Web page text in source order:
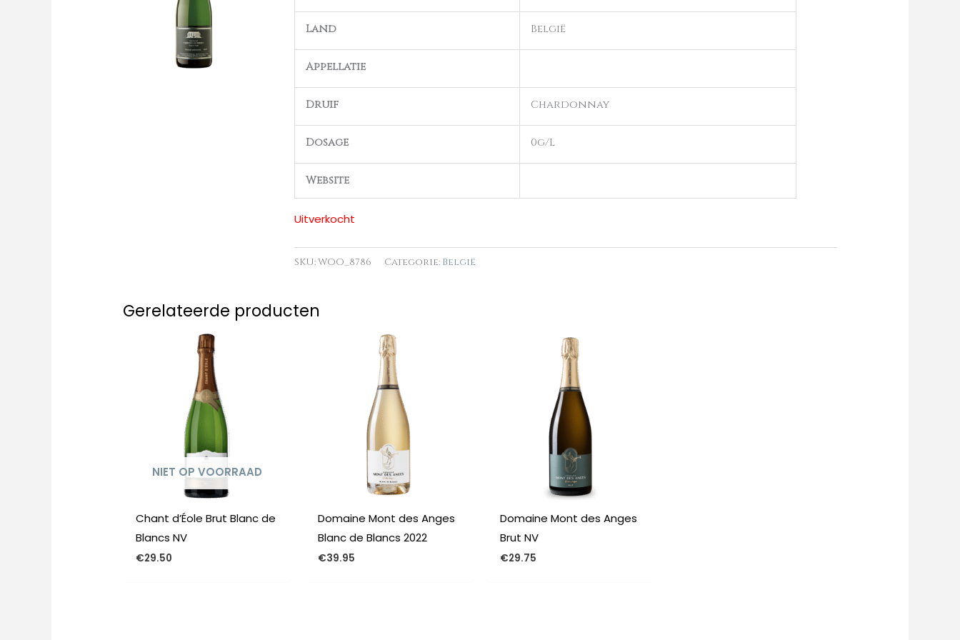
Land België
Appellatie
Druif Chardonnay
Dosage 0g/L
Website
Uitverkocht
SKU:WOO_8786 Categorie: België
Gerelateerde producten
NIET OP VOORRAAD
Chant d’Éole Brut Blanc de
Blancs NV
€29.50
Domaine Mont des Anges
Blanc de Blancs 2022
€39.95
Domaine Mont des Anges
Brut NV
€29.75